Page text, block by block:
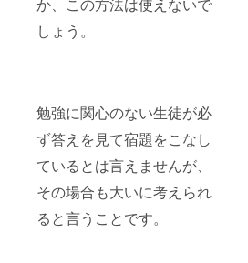
しょう。
勉強に関心のない生徒が必
ず答えを見て宿題をこなし
ているとは言えませんが、
その場合も大いに考えられ
ると言うことです。